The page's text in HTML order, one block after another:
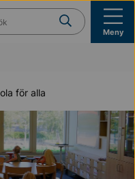
du?
Meny
för alla